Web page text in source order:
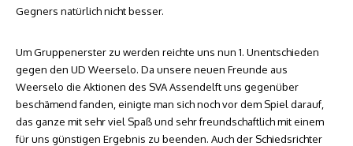
Gegners natürlich nicht besser.
Um Gruppenerster zu werden reichte uns nun 1. Unentschieden
gegen den UD Weerselo. Da unsere neuen Freunde aus
Weerselo die Aktionen des SVA Assendelft uns gegenüber
beschämend fanden, einigte man sich noch vor dem Spiel darauf,
das ganze mit sehr viel Spaß und sehr freundschaftlich mit einem
für uns günstigen Ergebnis zu beenden. Auch der Schiedsrichter